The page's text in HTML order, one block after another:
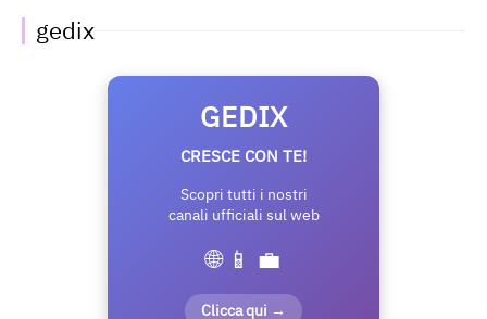
gedix
GEDIX
CRESCE CON TE!
Scopri tutti i nostri
canali ufficiali sul web
🌐 📱 💼
Clicca qui →